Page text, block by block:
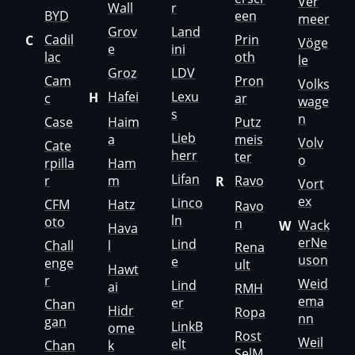
Jeep
Jetour
Jetta
JMC
JohnDeere
Kaiyi
Kalmar
Kassbohrer
Kato
Keestrack
Kenworth
Kia
BYD
C
Cadil
lac
Cam
c
Case
Cate
rpilla
r
CFM
oto
Chall
enge
r
Chan
gan
Chan
Wall
Grov
e
Groz
H
Hafei
Haim
a
Ham
m
Hatz
Hava
l
Hawt
ai
Hidr
ome
k
r
Land
ini
LDV
Lexu
s
Lieb
herr
Lifan
Linco
ln
Lind
e
Lind
er
LinkB
elt
een
Prin
oth
Pron
ar
Putz
meis
ter
R
Ravo
Ravo
n
Rena
ult
RMH
Ropa
Rost
meer
Vöge
le
Volks
wage
n
Volv
o
Vort
ex
W Wack
erNe
uson
Weid
ema
nn
Weil